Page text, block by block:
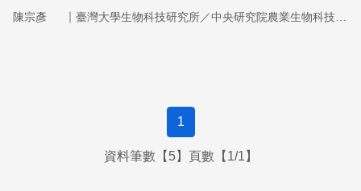
治。
陳宗彥 ｜
1
資料筆數【5】頁數【1/1】